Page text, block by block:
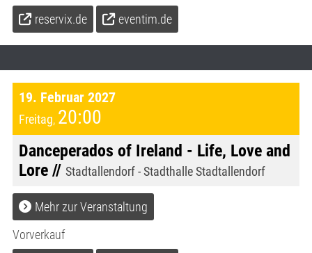
reservix.de
eventim.de
19. Februar 2027
Freitag, 20:00
Danceperados of Ireland - Life, Love and
Lore // Stadtallendorf - Stadthalle Stadtallendorf
Mehr zur Veranstaltung
Vorverkauf